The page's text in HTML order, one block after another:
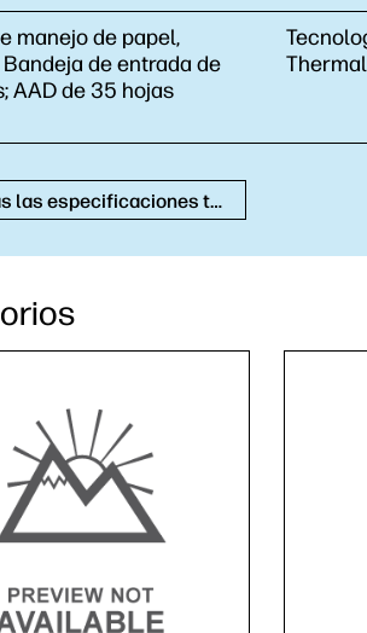
manejo de papel,
Bandeja de entrada de
AAD de 35 hojas
Ver todas las especificaciones técnicas